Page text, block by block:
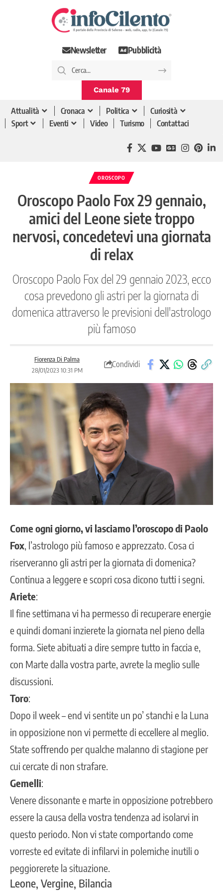
Newsletter Pubblicità
Canale 79
Attualità Cronaca Politica
Curiosità
Sport
Eventi Video Turismo Contattaci
OROSCOPO
Oroscopo Paolo Fox 29 gennaio,
amici del Leone siete troppo
nervosi, concedetevi una giornata
di relax
Oroscopo Paolo Fox del 29 gennaio 2023, ecco
cosa prevedono gli astri per la giornata di
domenica attraverso le previsioni dell'astrologo
più famoso
Fiorenza Di Palma
28/01/2023 10:31 PM
Condividi
Come ogni giorno, vi lasciamo l’oroscopo di Paolo
Fox, l’astrologo più famoso e apprezzato. Cosa ci
riserveranno gli astri per la giornata di domenica?
Continua a leggere e scopri cosa dicono tutti i segni.
Ariete:
Il fine settimana vi ha permesso di recuperare energie
e quindi domani inzierete la giornata nel pieno della
forma. Siete abituati a dire sempre tutto in faccia e,
con Marte dalla vostra parte, avrete la meglio sulle
discussioni.
Toro:
Dopo il week – end vi sentite un po’ stanchi e la Luna
in opposizione non vi permette di eccellere al meglio.
State soffrendo per qualche malanno di stagione per
cui cercate di non strafare.
Gemelli:
Venere dissonante e marte in opposizione potrebbero
essere la causa della vostra tendenza ad isolarvi in
questo periodo. Non vi state comportando come
vorreste ed evitate di infilarvi in polemiche inutili o
peggiorerete la situazione.
Leone, Vergine, Bilancia